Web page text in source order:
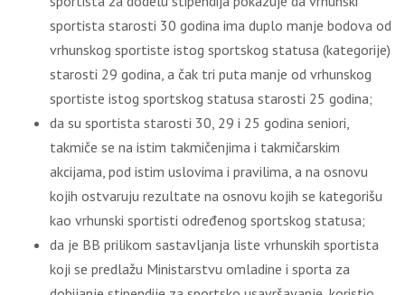
sportista starosti 30 godina ima duplo manje bodova od
vrhunskog sportiste istog sportskog statusa (kategorije)
starosti 29 godina, a čak tri puta manje od vrhunskog
sportiste istog sportskog statusa starosti 25 godina;
da su sportista starosti 30, 29 i 25 godina seniori,
takmiče se na istim takmičenjima i takmičarskim
akcijama, pod istim uslovima i pravilima, a na osnovu
kojih ostvaruju rezultate na osnovu kojih se kategorišu
kao vrhunski sportisti određenog sportskog statusa;
da je BB prilikom sastavljanja liste vrhunskih sportista
koji se predlažu Ministarstvu omladine i sporta za